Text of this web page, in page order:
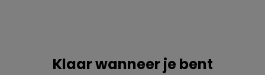
Klaar wanneer je bent